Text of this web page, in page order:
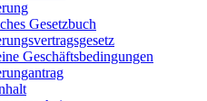
Gesetzbuch
Geschäftsbedingungen